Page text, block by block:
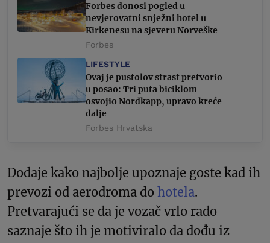
Forbes donosi pogled u
nevjerovatni snježni hotel u
Kirkenesu na sjeveru Norveške
Forbes
LIFESTYLE
Ovaj je pustolov strast pretvorio
u posao: Tri puta biciklom
osvojio Nordkapp, upravo kreće
dalje
Forbes Hrvatska
Dodaje kako najbolje upoznaje goste kad ih
prevozi od aerodroma do hotela.
Pretvarajući se da je vozač vrlo rado
saznaje što ih je motiviralo da dođu iz